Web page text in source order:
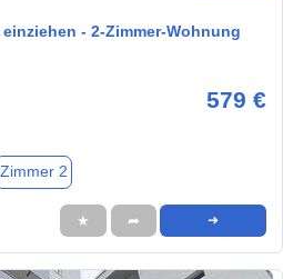
- 2-Zimmer-Wohnung
579 €
Zimmer 2
★ ➦ ➜